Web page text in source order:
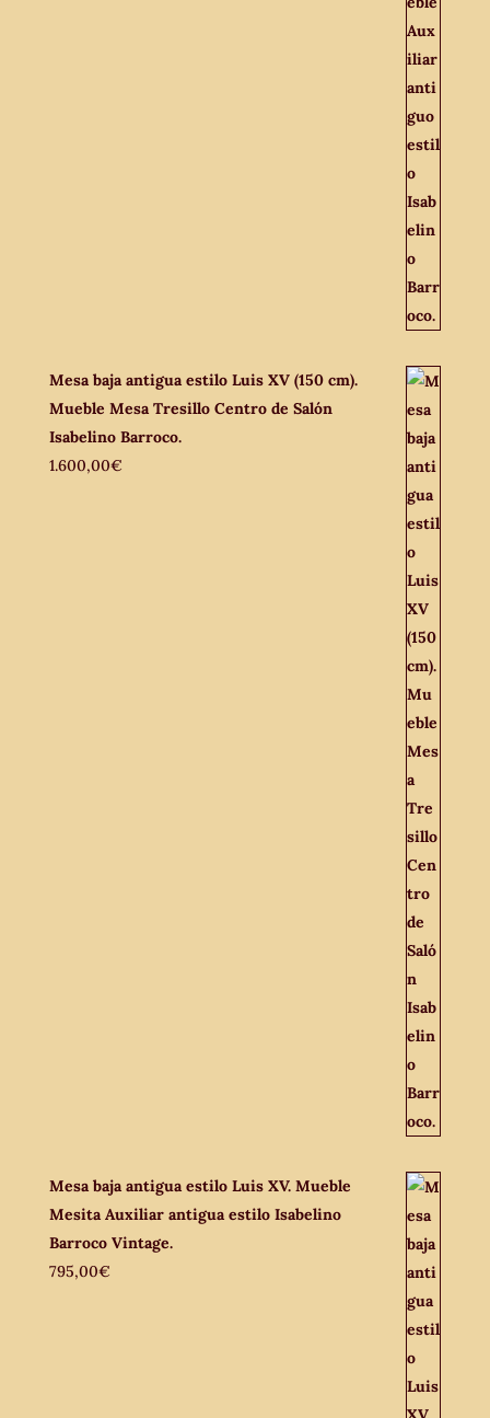
Mesa baja antigua estilo Luis XV (150 cm).
Mueble Mesa Tresillo Centro de Salón
Isabelino Barroco.
1.600,00€
Mesa baja antigua estilo Luis XV. Mueble
Mesita Auxiliar antigua estilo Isabelino
Barroco Vintage.
795,00€